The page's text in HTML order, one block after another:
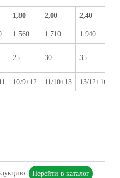
1,80 2,00 2,40
1 560 1 710 1 940
25 30 35
10/9+12 11/10+13 13/12+16
Перейти в каталог